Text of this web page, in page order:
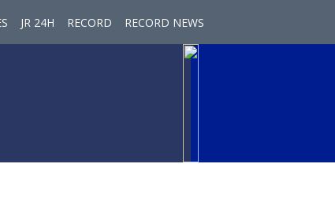
JR 24H RECORD RECORD NEWS